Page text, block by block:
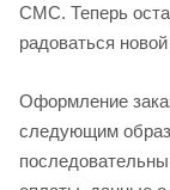
СМС. Теперь
радоваться
Оформление
следующим